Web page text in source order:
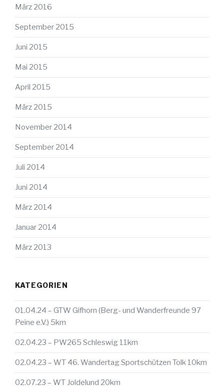
März 2016
September 2015
Juni 2015
Mai 2015
April 2015
März 2015
November 2014
September 2014
Juli 2014
Juni 2014
März 2014
Januar 2014
März 2013
KATEGORIEN
01.04.24 – GTW Gifhorn (Berg- und Wanderfreunde 97
Peine e.V.) 5km
02.04.23 – PW265 Schleswig 11km
02.04.23 – WT 46. Wandertag Sportschützen Tolk 10km
02.07.23 – WT Joldelund 20km